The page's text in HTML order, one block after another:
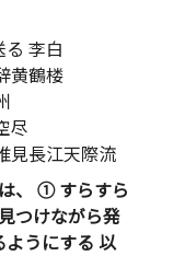
る 李白
黄鶴楼
尽
見長江天際流
、 ① すらすら
つけながら発
ようにする 以